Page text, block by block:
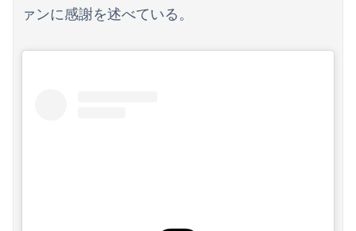
Powered by livedoor 相互RSS
ァンに感謝を述べている。